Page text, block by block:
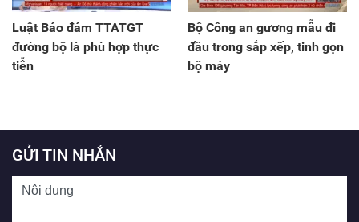
Luật Bảo đảm TTATGT
đường bộ là phù hợp thực
tiễn
Bộ Công an gương mẫu đi
đầu trong sắp xếp, tinh gọn
bộ máy
GỬI TIN NHẮN